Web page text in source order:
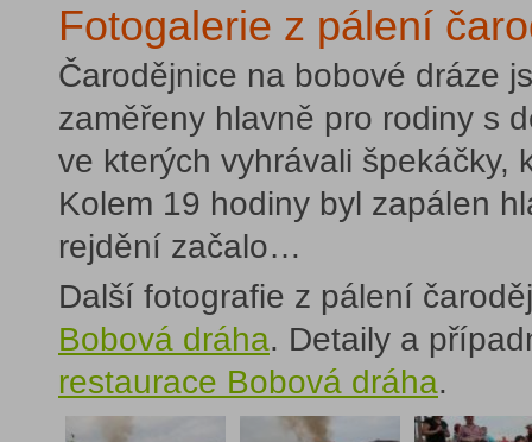
Fotogalerie z pálení
Čarodějnice na bobové dráze
zaměřeny hlavně pro rodiny s
ve kterých vyhrávali špekáčky,
Kolem 19 hodiny byl zapálen
rejdění začalo…
Další fotografie z pálení
Bobová dráha. Detaily a
restaurace Bobová dráha.